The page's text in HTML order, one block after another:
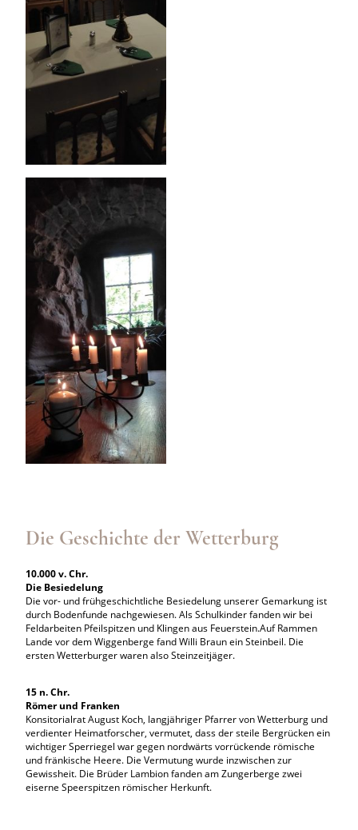
Die Geschichte der Wetterburg
10.000 v. Chr.
Die Besiedelung
Die vor- und frühgeschichtliche Besiedelung unserer Gemarkung ist
durch Bodenfunde nachgewiesen. Als Schulkinder fanden wir bei
Feldarbeiten Pfeilspitzen und Klingen aus Feuerstein.Auf Rammen
Lande vor dem Wiggenberge fand Willi Braun ein Steinbeil. Die
ersten Wetterburger waren also Steinzeitjäger.
15 n. Chr.
Römer und Franken
Konsitorialrat August Koch, langjähriger Pfarrer von Wetterburg und
verdienter Heimatforscher, vermutet, dass der steile Bergrücken ein
wichtiger Sperriegel war gegen nordwärts vorrückende römische
und fränkische Heere. Die Vermutung wurde inzwischen zur
Gewissheit. Die Brüder Lambion fanden am Zungerberge zwei
eiserne Speerspitzen römischer Herkunft.